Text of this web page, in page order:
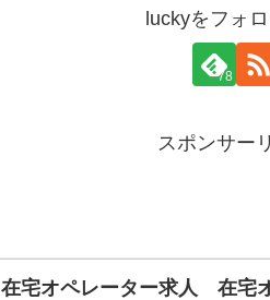
luckyをフォ
78
スポンサー
在宅オペレーター求人 在宅